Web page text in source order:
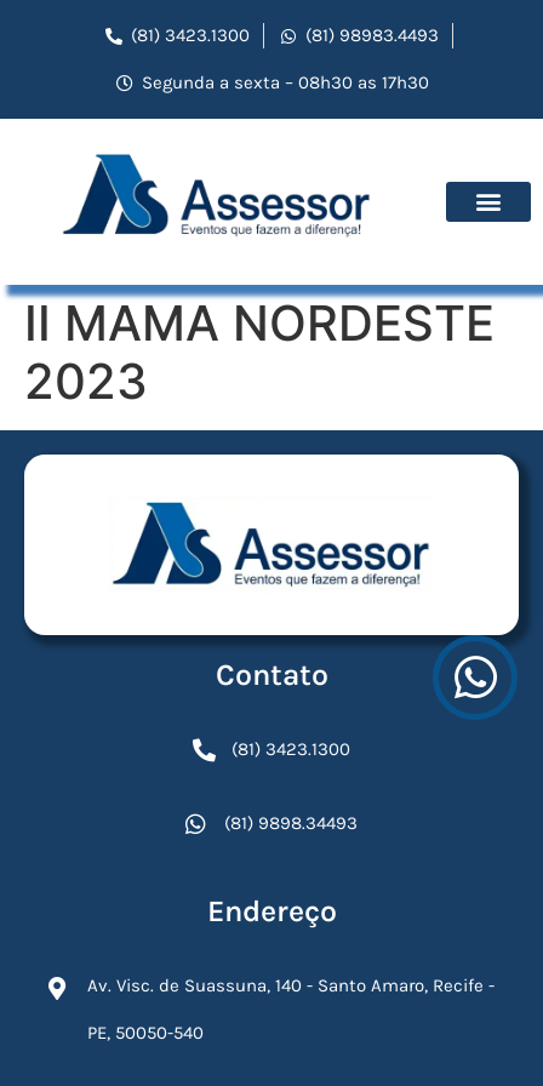
(81) 3423.1300 (81) 98983.4493
Segunda a sexta – 08h30 as 17h30
II MAMA NORDESTE
2023
Contato
(81) 3423.1300
(81) 9898.34493
Endereço
Av. Visc. de Suassuna, 140 - Santo Amaro, Recife -
PE, 50050-540